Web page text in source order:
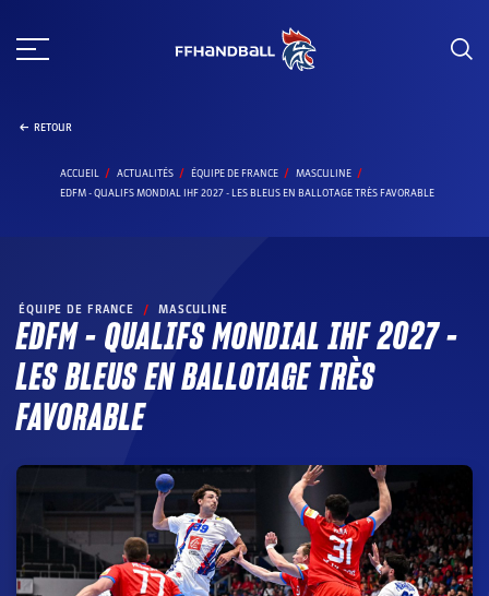
au
RETOUR
ACCUEIL ACTUALITÉS ÉQUIPE DE FRANCE
MASCULINE
EDFM - QUALIFS MONDIAL IHF 2027 - LES BLEUS EN BALLOTAGE TRÈS FAVORABLE
ÉQUIPE DE FRANCE / MASCULINE
EDFM – QUALIFS MONDIAL IHF 2027 –
LES BLEUS EN BALLOTAGE TRÈS
FAVORABLE